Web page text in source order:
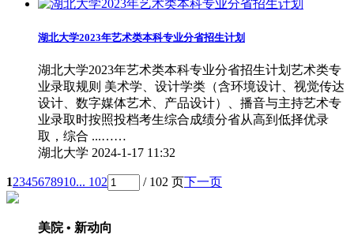
湖北大学2023年艺术类本科专业分省招生计划
湖北大学2023年艺术类本科专业分省招生计划艺术类专
业录取规则 美术学、设计学类（含环境设计、视觉传达
设计、数字媒体艺术、产品设计）、播音与主持艺术专
业录取时按照投档考生综合成绩分省从高到低择优录
取，综合 ...……
湖北大学 2024-1-17 11:32
12345678910... 102 / 102 页下一页
美院 • 新动向